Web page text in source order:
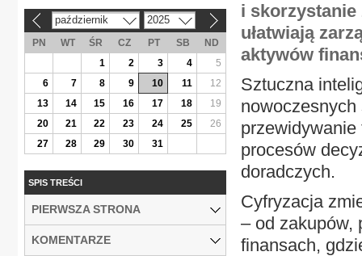
i
ułatwiają
aktywów
Sztuczna
procesów
doradczych.
Cyfryzacja
– od zakupów,
finansach,
październik 2025
PN WT ŚR CZ PT SB
ND
1
2 3 4
5
6
7 8 9 10 11
12
13
14 15 16 17 18
19
20
21 22 23 24 25
26
27
28 29 30 31
SPIS TREŚCI
PIERWSZA STRONA
KOMENTARZE